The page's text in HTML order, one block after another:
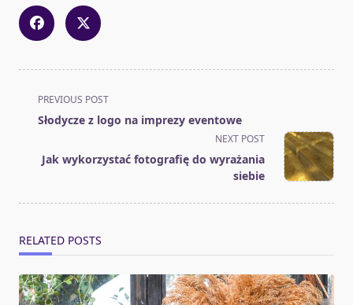
<span
class="nav-
screen-
PREVIOUS POST
Słodycze z logo na imprezy eventowe
NEXT POST
Jak wykorzystać fotografię do wyrażania
siebie
RELATED POSTS